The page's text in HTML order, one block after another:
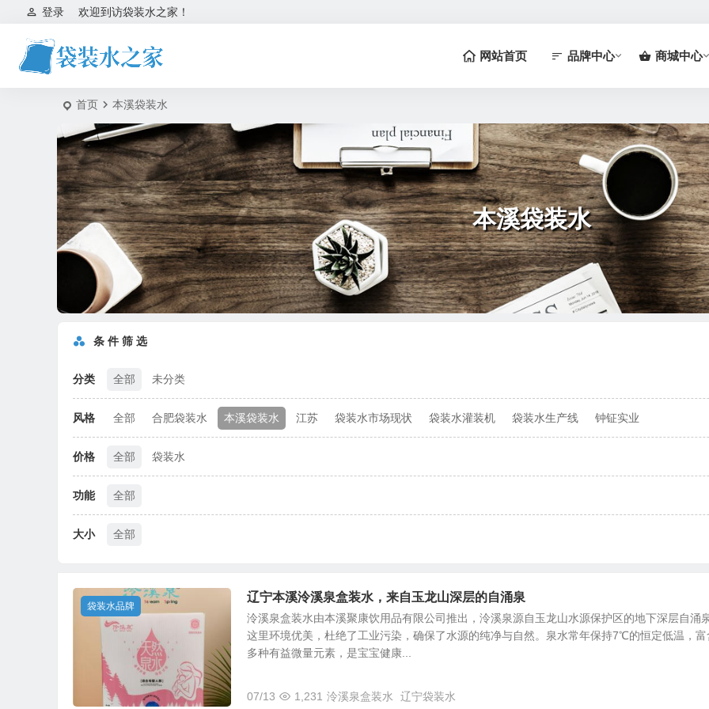
欢迎到访袋装水之家！
登录
网站首页 品牌中心 商城中心
首页 本溪袋装水
本溪袋装水
条 件 筛 选
分类 全部 未分类
风格 全部 合肥袋装水 本溪袋装水 江苏 袋装水市场现状 袋装水灌装机 袋装水生产线 钟钲实业
价格 全部 袋装水
功能 全部
大小 全部
袋装水品牌
辽宁本溪泠溪泉盒装水，来自玉龙山深层的自涌泉
泠溪泉盒装水由本溪聚康饮用品有限公司推出，泠溪泉源自玉龙山水源保护区的地下深层自涌
这里环境优美，杜绝了工业污染，确保了水源的纯净与自然。泉水常年保持7℃的恒定低温，富
多种有益微量元素，是宝宝健康...
07/13 1,231 泠溪泉盒装水 辽宁袋装水